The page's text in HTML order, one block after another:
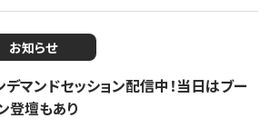
お知らせ
マンドセッション配信中！当日はブー
登壇もあり